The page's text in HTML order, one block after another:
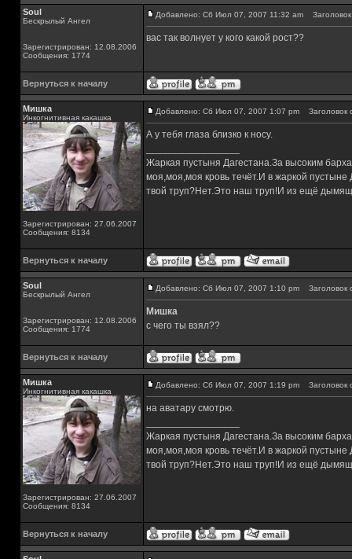
Soul
Бескрылый Ангел
Зарегистрирован: 12.08.2006
Сообщения: 1774
Добавлено: Сб Июл 07, 2007 11:32 am
вас так волнует у кого какой рост??
Вернуться к началу
Мишка
Инкогнитивная какашка
Зарегистрирован: 27.06.2007
Сообщения: 8134
Добавлено: Сб Июл 07, 2007 1:07 pm Заголовок
А у тебя глаза близко к носу.
Жаркая пустыня Дагестана.За высоким
моя,моя,моя кровь течёт.И в жаркой
твой труп?Нет.Это наш труп!И из ещё
Вернуться к началу
Soul
Бескрылый Ангел
Зарегистрирован: 12.08.2006
Сообщения: 1774
Добавлено: Сб Июл 07, 2007 1:10 pm Заголовок
Мишка
с чего ты взял??
Вернуться к началу
Мишка
Инкогнитивная какашка
Зарегистрирован: 27.06.2007
Сообщения: 8134
Добавлено: Сб Июл 07, 2007 1:19 pm Заголовок
на аватару смотрю.
Жаркая пустыня Дагестана.За высоким
моя,моя,моя кровь течёт.И в жаркой
твой труп?Нет.Это наш труп!И из ещё
Вернуться к началу